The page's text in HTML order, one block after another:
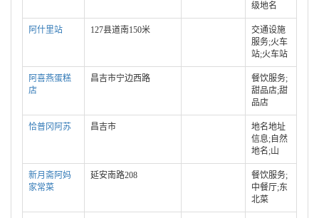
级地名
阿什里站 127县道南150米
交通设施
服务;火车
站;火车站
阿喜燕蛋糕
店
昌吉市宁边西路
餐饮服务;
甜品店;甜
品店
恰普冈阿苏 昌吉市
地名地址
信息;自然
地名;山
新月斋阿妈
家常菜
延安南路208
餐饮服务;
中餐厅;东
北菜